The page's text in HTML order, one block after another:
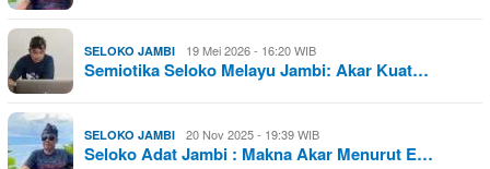
SELOKO JAMBI 19 Mei 2026 - 16:20 WIB
Semiotika Seloko Melayu Jambi: Akar Kuat…
SELOKO JAMBI 20 Nov 2025 - 19:39 WIB
Seloko Adat Jambi : Makna Akar Menurut E…